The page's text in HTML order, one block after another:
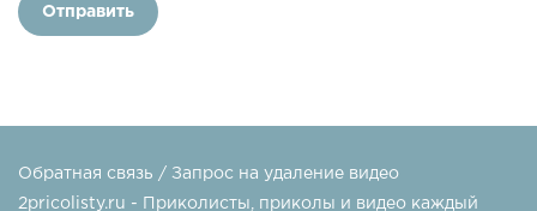
Отправить
Обратная связь / Запрос на удаление видео
2pricolisty.ru - Приколисты, приколы и видео каждый